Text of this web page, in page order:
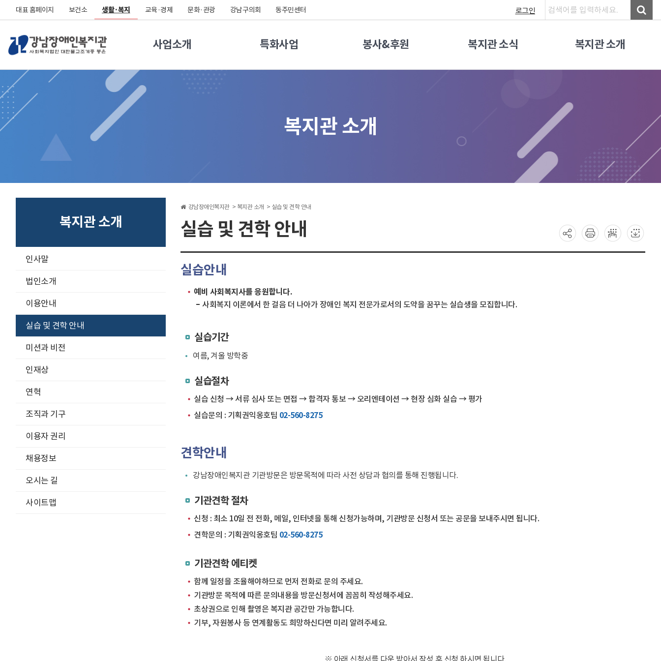
대표 홈페이지 보건소 생활·복지 교육·경제 문화·관광 강남구의회 동주민센터
사업소개 특화사업 봉사&후원 복지관 소식 복지관 소개
로그인
복지관 소개
복지관 소개
인사말
법인소개
이용안내
실습 및 견학 안내
미션과 비전
인재상
연혁
조직과 기구
이용자 권리
채용정보
오시는 길
사이트맵
강남장애인복지관 > 복지관 소개 > 실습 및 견학 안내
실습 및 견학 안내
분
선
실습안내
예비 사회복지사를 응원합니다.
사회복지 이론에서 한 걸음 더 나아가 장애인 복지 전문가로서의 도약을 꿈꾸는 실습생을 모집합니다.
실습기간
여름, 겨울 방학중
실습절차
실습 신청 → 서류 심사 또는 면접 → 합격자 통보 → 오리엔테이션 → 현장 심화 실습 → 평가
실습문의 : 기획권익옹호팀 02-560-8275
견학안내
강남장애인복지관 기관방문은 방문목적에 따라 사전 상담과 협의를 통해 진행됩니다.
기관견학 절차
신청 : 최소 10일 전 전화, 메일, 인터넷을 통해 신청가능하며, 기관방문 신청서 또는 공문을 보내주시면 됩니다.
견학문의 : 기획권익옹호팀 02-560-8275
기관견학 에티켓
함께 일정을 조율해야하므로 먼저 전화로 문의 주세요.
기관방문 목적에 따른 문의내용을 방문신청서에 꼼꼼히 작성해주세요.
초상권으로 인해 촬영은 복지관 공간만 가능합니다.
기부, 자원봉사 등 연계활동도 희망하신다면 미리 알려주세요.
※ 아래 신청서를 다운 받아서 작성 후 신청 하시면 됩니다.